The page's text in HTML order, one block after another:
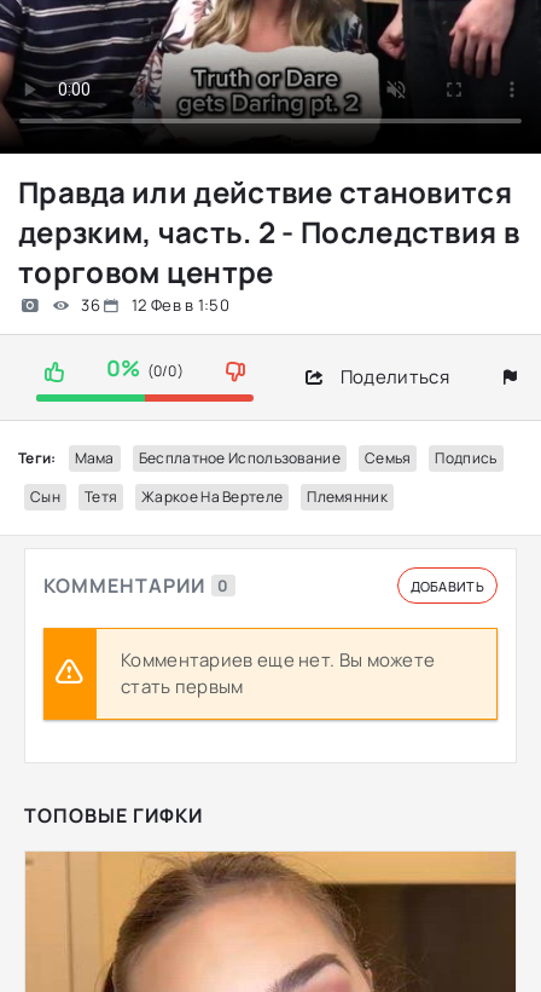
Правда или действие становится
дерзким, часть. 2 - Последствия в
торговом центре
36 12 Фев в 1:50
0% (0/0) Поделиться
Теги: Мама Бесплатное Использование Семья
Подпись
Сын
Тетя Жаркое На Вертеле Племянник
КОММЕНТАРИИ 0 ДОБАВИТЬ
Комментариев еще нет. Вы можете
стать первым
ТОПОВЫЕ ГИФКИ